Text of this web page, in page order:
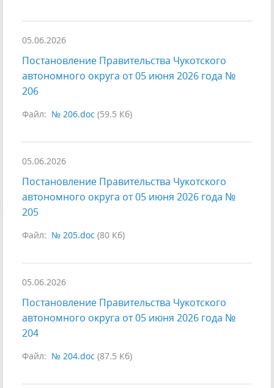
05.06.2026
Постановление Правительства Чукотского
автономного округа от 05 июня 2026 года №
206
Файл: № 206.doc (59.5 Кб)
05.06.2026
Постановление Правительства Чукотского
автономного округа от 05 июня 2026 года №
205
Файл: № 205.doc (80 Кб)
05.06.2026
Постановление Правительства Чукотского
автономного округа от 05 июня 2026 года №
204
Файл: № 204.doc (87.5 Кб)